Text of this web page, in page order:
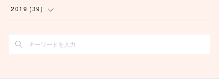
(5)
(4)
(2)
(
(2)
2019 (39)